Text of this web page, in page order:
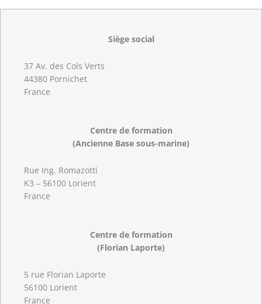
Siège social
37 Av. des Cols Verts
44380 Pornichet
France
Centre de formation
(Ancienne Base sous-marine)
Rue Ing. Romazotti
K3 – 56100 Lorient
France
Centre de formation
(Florian Laporte)
5 rue Florian Laporte
56100 Lorient
France